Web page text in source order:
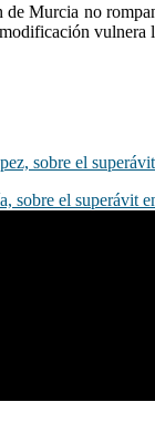
Murcia no
sobre el
sobre el superávit